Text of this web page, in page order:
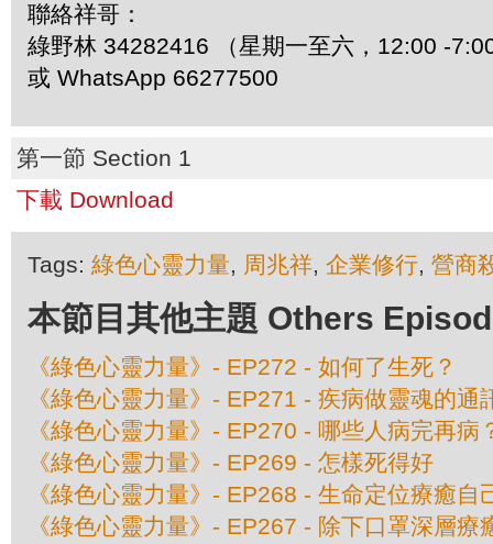
聯絡祥哥：
綠野林 34282416 （星期一至六，12:00 -
或 WhatsApp 66277500
第一節 Section 1
下載 Download
Tags: 綠色心靈力量, 周兆祥, 企業修行, 營商
本節目其他主題 Others
《綠色心靈力量》- EP272 - 如何了生死？
《綠色心靈力量》- EP271 - 疾病做靈魂的通
《綠色心靈力量》- EP270 - 哪些人病完再病
《綠色心靈力量》- EP269 - 怎樣死得好
《綠色心靈力量》- EP268 - 生命定位療癒自
《綠色心靈力量》- EP267 - 除下口罩深層療